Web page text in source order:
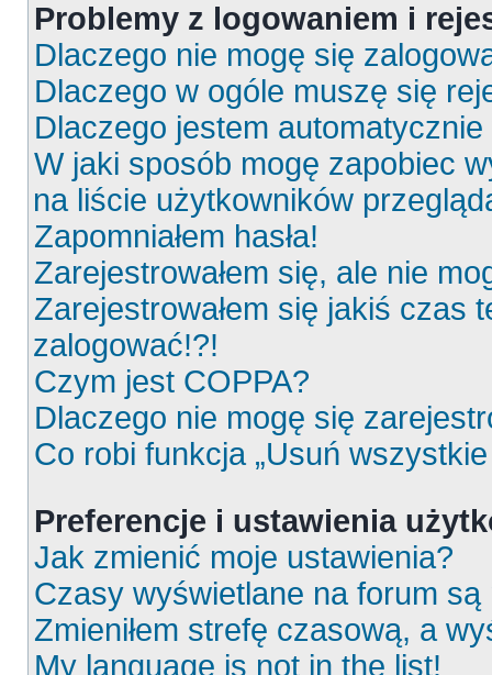
Problemy z logowaniem i
Dlaczego nie mogę się
Dlaczego w ogóle muszę się
Dlaczego jestem
W jaki sposób mogę zapobiec
na liście użytkowników
Zapomniałem hasła!
Zarejestrowałem się, ale nie
Zarejestrowałem się jakiś czas
zalogować!?!
Czym jest COPPA?
Dlaczego nie mogę się
Co robi funkcja „Usuń
Preferencje i ustawienia
Jak zmienić moje ustawienia?
Czasy wyświetlane na forum są
Zmieniłem strefę czasową, a
My language is not in the list!